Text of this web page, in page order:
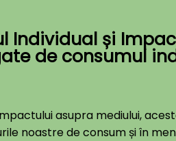
Individual și
de consumul
asupra mediului,
noastre de consum și în